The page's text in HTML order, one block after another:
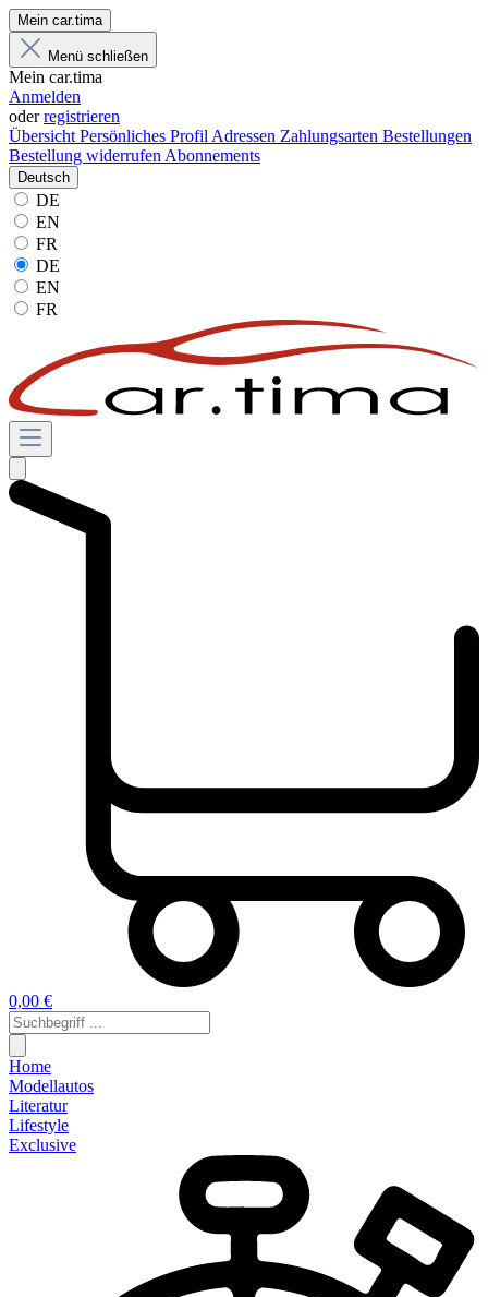
Mein car.tima
Menü schließen
Mein car.tima
Anmelden
oderregistrieren
Übersicht Persönliches Profil Adressen Zahlungsarten Bestellungen
Bestellung widerrufen Abonnements
Deutsch
DE
EN
FR
DE
EN
FR
0,00 €
Home
Modellautos
Literatur
Lifestyle
Exclusive